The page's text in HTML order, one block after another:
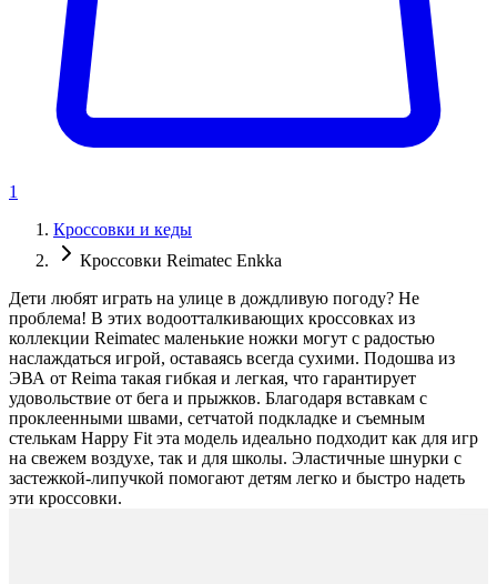
1
Кроссовки и кеды
Кроссовки Reimatec Enkka
Дети любят играть на улице в дождливую погоду? Не
проблема! В этих водоотталкивающих кроссовках из
коллекции Reimatec маленькие ножки могут с радостью
наслаждаться игрой, оставаясь всегда сухими. Подошва из
ЭВА от Reima такая гибкая и легкая, что гарантирует
удовольствие от бега и прыжков. Благодаря вставкам с
проклеенными швами, сетчатой подкладке и съемным
стелькам Happy Fit эта модель идеально подходит как для игр
на свежем воздухе, так и для школы. Эластичные шнурки с
застежкой-липучкой помогают детям легко и быстро надеть
эти кроссовки.